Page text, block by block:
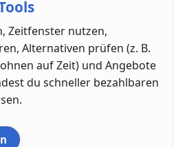
Zeitfenster nutzen,
Alternativen prüfen (z. B.
auf Zeit) und Angebote
du schneller bezahlbaren